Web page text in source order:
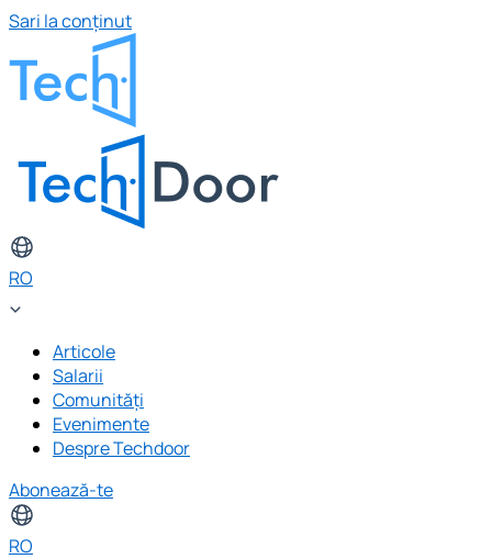
Sari la conținut
RO
Articole
Salarii
Comunități
Evenimente
Despre Techdoor
Abonează-te
RO